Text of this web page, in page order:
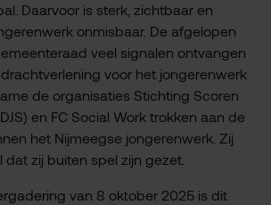
Daarvoor is sterk, zichtbaar en
onmisbaar. De afgelopen
veel signalen ontvangen
voor het jongerenwerk
de organisaties Stichting Scoren
en FC Social Work trokken aan de
het Nijmeegse jongerenwerk. Zij
zij buiten spel zijn gezet.
van 8 oktober 2025 is dit